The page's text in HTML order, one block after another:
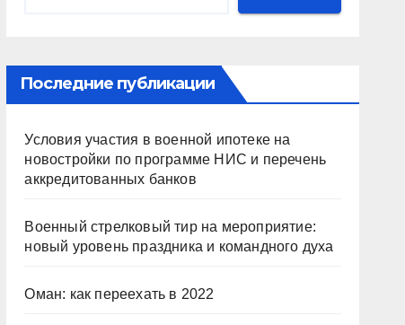
Последние публикации
Условия участия в военной ипотеке на
новостройки по программе НИС и перечень
аккредитованных банков
Военный стрелковый тир на мероприятие:
новый уровень праздника и командного духа
Оман: как переехать в 2022